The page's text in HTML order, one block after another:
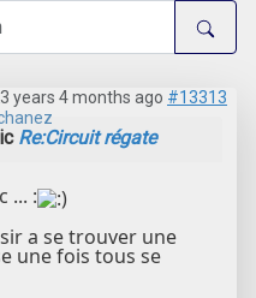
years 4 months ago #13313
Re:Circuit régate
... :
a se trouver une
une fois tous se